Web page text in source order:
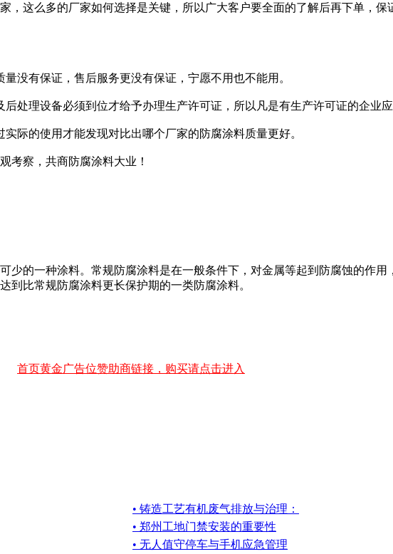
，这么多的厂家如何选择是关键，所以广大客户要全面的了解后再下单，
没有保证，售后服务更没有保证，宁愿不用也不能用。
处理设备必须到位才给予办理生产许可证，所以凡是有生产许可证的企业应
际的使用才能发现对比出哪个厂家的防腐涂料质量更好。
考察，共商防腐涂料大业！
少的一种涂料。常规防腐涂料是在一般条件下，对金属等起到防腐蚀的作
到比常规防腐涂料更长保护期的一类防腐涂料。
首页黄金广告位赞助商链接，购买请点击进入
• 铸造工艺有机废气排放与治理：
• 郑州工地门禁安装的重要性
• 无人值守停车与手机应急管理